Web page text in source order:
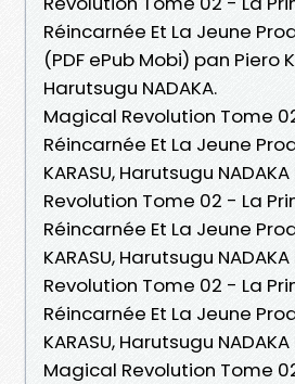
Réincarnée Et La Jeune
(PDF ePub Mobi) pan Piero
Harutsugu NADAKA.
Magical Revolution Tome
Réincarnée Et La Jeune
KARASU, Harutsugu
Revolution Tome 02 - La
Réincarnée Et La Jeune
KARASU, Harutsugu
Revolution Tome 02 - La
Réincarnée Et La Jeune
KARASU, Harutsugu
Magical Revolution Tome